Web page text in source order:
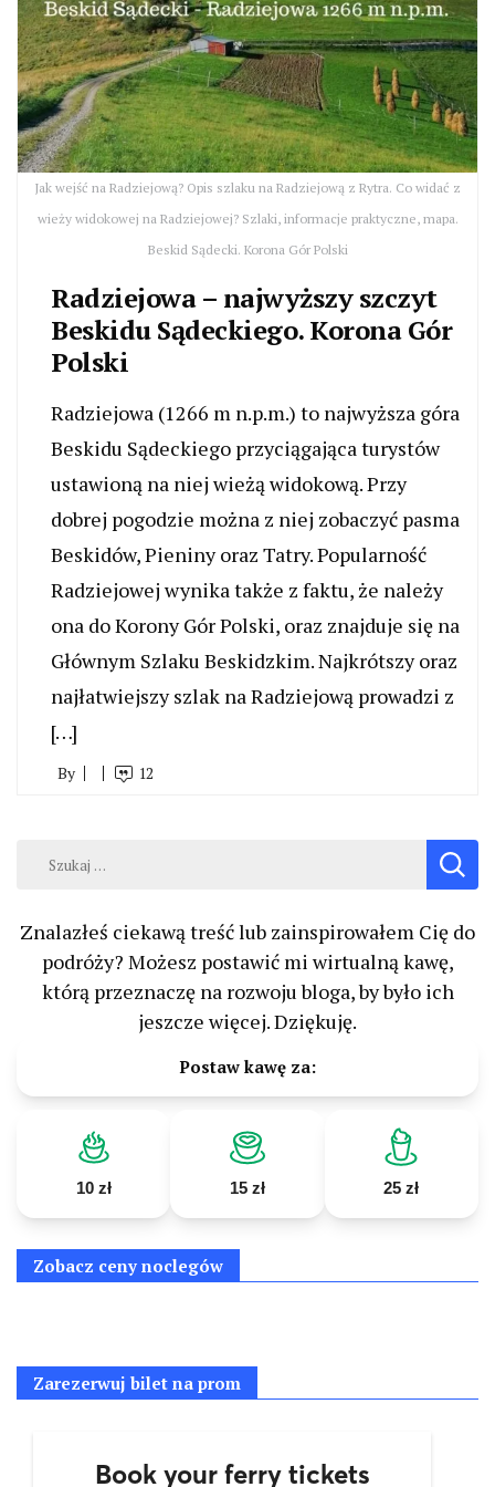
Jak wejść na Radziejową? Opis szlaku na Radziejową z Rytra. Co widać z
wieży widokowej na Radziejowej? Szlaki, informacje praktyczne, mapa.
Beskid Sądecki. Korona Gór Polski
Radziejowa – najwyższy szczyt
Beskidu Sądeckiego. Korona Gór
Polski
Radziejowa (1266 m n.p.m.) to najwyższa góra
Beskidu Sądeckiego przyciągająca turystów
ustawioną na niej wieżą widokową. Przy
dobrej pogodzie można z niej zobaczyć pasma
Beskidów, Pieniny oraz Tatry. Popularność
Radziejowej wynika także z faktu, że należy
ona do Korony Gór Polski, oraz znajduje się na
Głównym Szlaku Beskidzkim. Najkrótszy oraz
najłatwiejszy szlak na Radziejową prowadzi z
[…]
By 12
Szukaj:
Znalazłeś ciekawą treść lub zainspirowałem Cię do
podróży? Możesz postawić mi wirtualną kawę,
którą przeznaczę na rozwoju bloga, by było ich
jeszcze więcej. Dziękuję.
Postaw kawę za:
10 zł 15 zł 25 zł
Zobacz ceny noclegów
Zarezerwuj bilet na prom